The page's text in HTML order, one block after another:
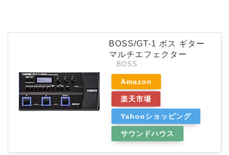
BOSS/GT-1 ボス ギター
マルチエフェクター
BOSS
Amazon
楽天市場
Yahooショッピング
サウンドハウス